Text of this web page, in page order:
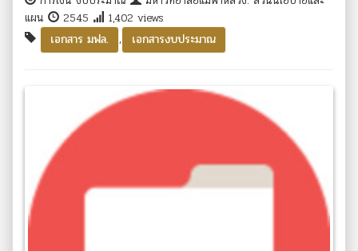
แผน
2545
1,402 views
เอกสาร มฟล.
, เอกสารงบประมาณ